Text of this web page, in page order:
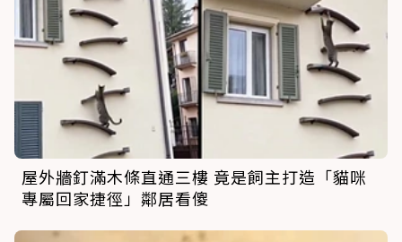
屋外牆釘滿木條直通三樓 竟是飼主打造「貓咪
專屬回家捷徑」鄰居看傻